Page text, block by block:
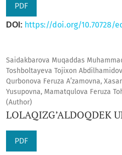
PDF
DOI: https://doi.org/10.70728/
Saidakbarova Muqaddas
Toshboltayeva Tojixon
Qurbonova Feruza A’zamovna,
Yusupovna, Mamatqulova Feruza
(Author)
LOLAQIZG’ALDOQDEK
PDF